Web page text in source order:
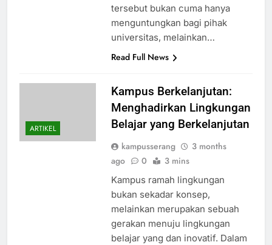
tersebut bukan cuma hanya
menguntungkan bagi pihak
universitas, melainkan…
Read Full News
ARTIKEL
Kampus Berkelanjutan:
Menghadirkan Lingkungan
Belajar yang Berkelanjutan
kampusserang
3 months
ago
0 3 mins
Kampus ramah lingkungan
bukan sekadar konsep,
melainkan merupakan sebuah
gerakan menuju lingkungan
belajar yang dan inovatif. Dalam